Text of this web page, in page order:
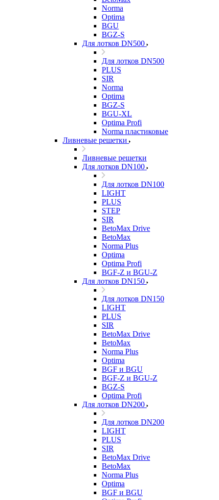
Norma
Optima
BGU
BGZ-S
Для лотков DN500
Для лотков DN500
PLUS
SIR
Norma
Optima
BGZ-S
BGU-XL
Optima Profi
Norma пластиковые
Ливневые решетки
Ливневые решетки
Для лотков DN100
Для лотков DN100
LIGHT
PLUS
STEP
SIR
BetoMax Drive
BetoMax
Norma Plus
Optima
Optima Profi
BGF-Z и BGU-Z
Для лотков DN150
Для лотков DN150
LIGHT
PLUS
SIR
BetoMax Drive
BetoMax
Norma Plus
Optima
BGF и BGU
BGF-Z и BGU-Z
BGZ-S
Optima Profi
Для лотков DN200
Для лотков DN200
LIGHT
PLUS
SIR
BetoMax Drive
BetoMax
Norma Plus
Optima
BGF и BGU